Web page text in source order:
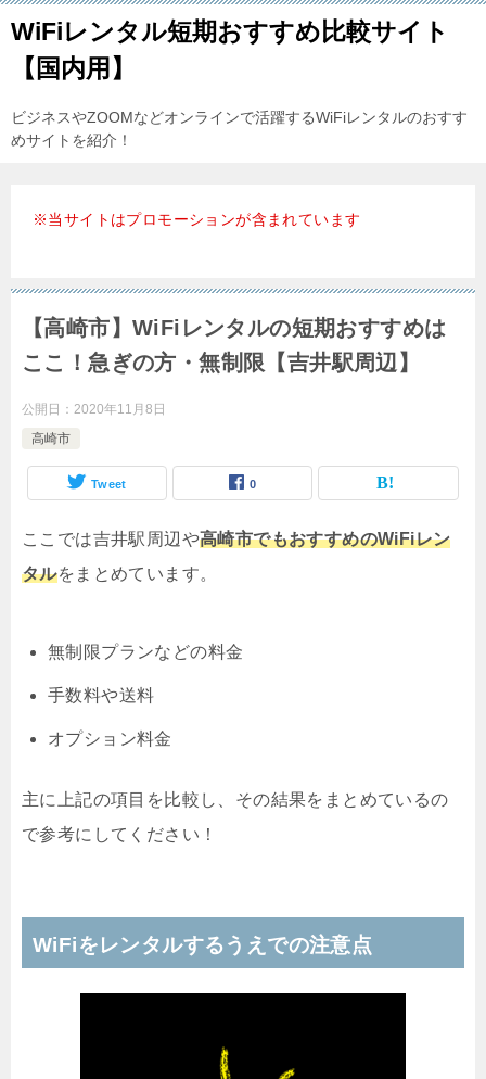
WiFiレンタル短期おすすめ比較サイト
【国内用】
ビジネスやZOOMなどオンラインで活躍するWiFiレンタルのおすす
めサイトを紹介！
※当サイトはプロモーションが含まれています
【高崎市】WiFiレンタルの短期おすすめは
ここ！急ぎの方・無制限【吉井駅周辺】
公開日： 2020年11月8日
高崎市
Tweet 0
ここでは吉井駅周辺や高崎市でもおすすめのWiFiレン
タルをまとめています。
無制限プランなどの料金
手数料や送料
オプション料金
主に上記の項目を比較し、その結果をまとめているの
で参考にしてください！
WiFiをレンタルするうえでの注意点